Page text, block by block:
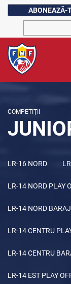
ABONEAZĂ-
COMPETIȚII
LR-16 NORD
LR-14 NORD PLAY
LR-14 NORD
LR-14 CENTRU
LR-14 CENTRU
LR-14 EST PLAY